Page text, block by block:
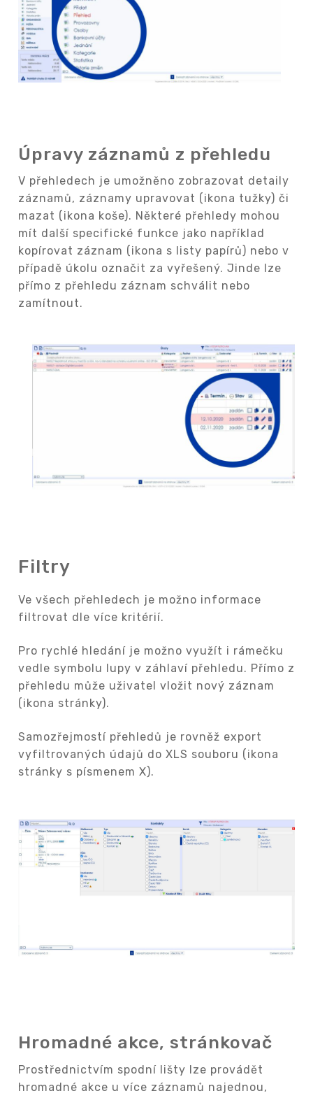
Úpravy záznamů z přehledu
V přehledech je umožněno zobrazovat detaily
záznamů, záznamy upravovat (ikona tužky) či
mazat (ikona koše). Některé přehledy mohou
mít další specifické funkce jako například
kopírovat záznam (ikona s listy papírů) nebo v
případě úkolu označit za vyřešený. Jinde lze
přímo z přehledu záznam schválit nebo
zamítnout.
Filtry
Ve všech přehledech je možno informace
filtrovat dle více kritérií.
Pro rychlé hledání je možno využít i rámečku
vedle symbolu lupy v záhlaví přehledu. Přímo z
přehledu může uživatel vložit nový záznam
(ikona stránky).
Samozřejmostí přehledů je rovněž export
vyfiltrovaných údajů do XLS souboru (ikona
stránky s písmenem X).
Hromadné akce, stránkovač
Prostřednictvím spodní lišty lze provádět
hromadné akce u více záznamů najednou,